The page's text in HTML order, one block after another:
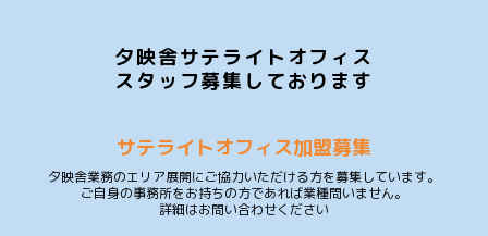
夕映舎サテライトオフィス
スタッフ募集しております
サテライトオフィス加盟募集
夕映舎業務のエリア展開にご協力いただける方を募集しています。
ご自身の事務所をお持ちの方であれば業種問いません。
詳細はお問い合わせください